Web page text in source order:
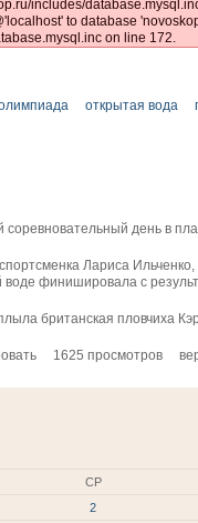
includes/
to database
on line 172.
открытая вода
соревновательный день в
Лариса
воде финишировала с
британская пловчиха
1625 просмотров
СР
2